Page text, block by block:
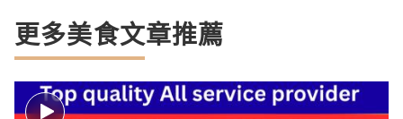
更多美食文章推薦